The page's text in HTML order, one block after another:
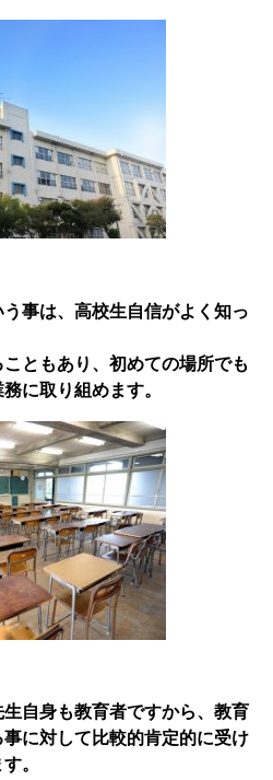
事は、高校生自信がよく知っ
ともあり、初めての場所でも
に取り組めます。
自身も教育者ですから、教育
に対して比較的肯定的に受け
。